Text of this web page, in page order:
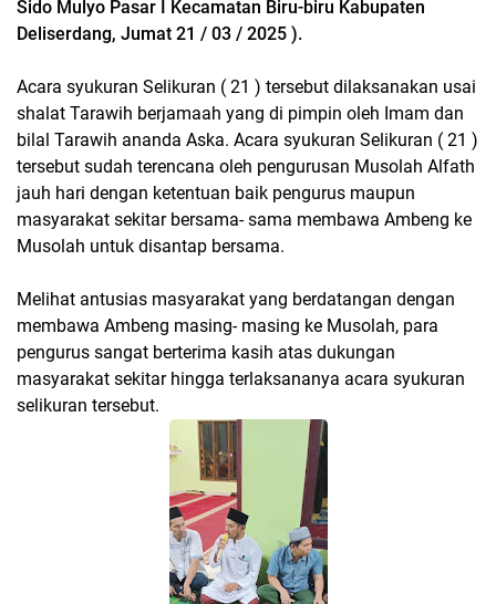
Sido Mulyo Pasar I Kecamatan Biru-biru Kabupaten
Deliserdang, Jumat 21 / 03 / 2025 ).
Acara syukuran Selikuran ( 21 ) tersebut dilaksanakan usai
shalat Tarawih berjamaah yang di pimpin oleh Imam dan
bilal Tarawih ananda Aska. Acara syukuran Selikuran ( 21 )
tersebut sudah terencana oleh pengurusan Musolah Alfath
jauh hari dengan ketentuan baik pengurus maupun
masyarakat sekitar bersama- sama membawa Ambeng ke
Musolah untuk disantap bersama.
Melihat antusias masyarakat yang berdatangan dengan
membawa Ambeng masing- masing ke Musolah, para
pengurus sangat berterima kasih atas dukungan
masyarakat sekitar hingga terlaksananya acara syukuran
selikuran tersebut.